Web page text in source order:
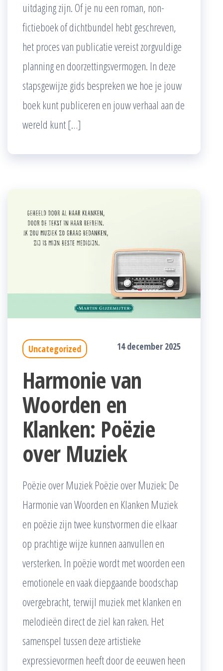
uitdaging zijn. Of je nu een roman, non-
fictieboek of dichtbundel hebt geschreven,
het proces van publicatie vereist zorgvuldige
planning en doorzettingsvermogen. In deze
stapsgewijze gids bespreken we hoe je jouw
boek kunt publiceren en jouw verhaal aan de
wereld kunt […]
Uncategorized 14 december 2025
Harmonie van
Woorden en
Klanken: Poëzie
over Muziek
Poëzie over Muziek Poëzie over Muziek: De
Harmonie van Woorden en Klanken Muziek
en poëzie zijn twee kunstvormen die elkaar
op prachtige wijze kunnen aanvullen en
versterken. In poëzie wordt met woorden een
emotionele en vaak diepgaande boodschap
overgebracht, terwijl muziek met klanken en
melodieën direct de ziel kan raken. Het
samenspel tussen deze artistieke
expressievormen heeft door de eeuwen heen